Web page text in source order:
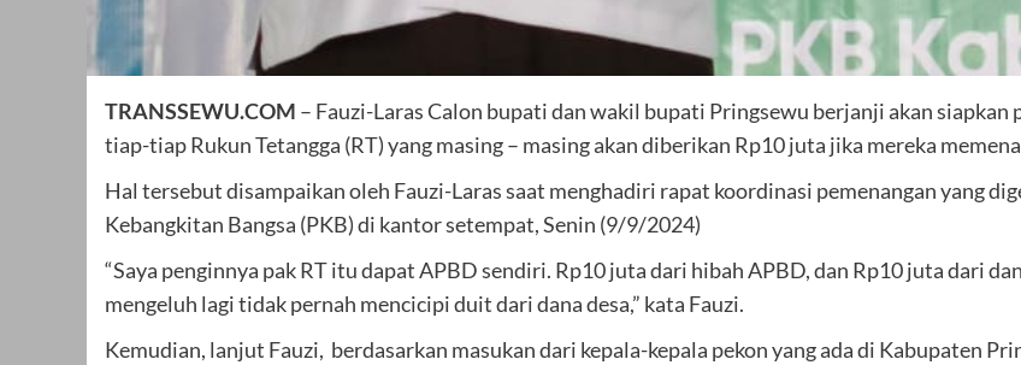
TRANSSEWU.COM – Fauzi-Laras Calon bupati dan wakil bupati Pringsewu berjanji akan
tiap-tiap Rukun Tetangga (RT) yang masing – masing akan diberikan Rp10 juta jika mereka
Hal tersebut disampaikan oleh Fauzi-Laras saat menghadiri rapat koordinasi pemenangan yang
Kebangkitan Bangsa (PKB) di kantor setempat, Senin (9/9/2024)
“Saya penginnya pak RT itu dapat APBD sendiri. Rp10 juta dari hibah APBD, dan Rp10 juta dari
mengeluh lagi tidak pernah mencicipi duit dari dana desa,” kata Fauzi.
Kemudian, lanjut Fauzi, berdasarkan masukan dari kepala-kepala pekon yang ada di Kabupaten